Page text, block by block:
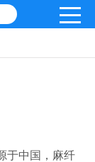
于中国，麻纤